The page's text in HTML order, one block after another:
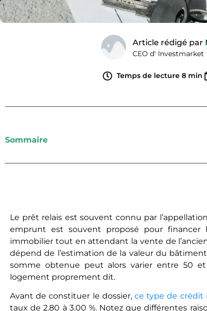
Article rédigé par
CEO d' Investmarket
Temps de lecture8 min
Sommaire
Le prêt relais est souvent connu par
emprunt est souvent proposé pour financer
immobilier tout en attendant la vente de
dépend de l’estimation de la valeur du
somme obtenue peut alors varier entre 50
logement proprement dit.
Avant de constituer le dossier, ce type de crédit
taux de 2.80 à 3.00 %. Notez que différentes